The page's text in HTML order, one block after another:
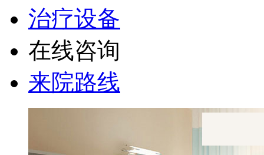
治疗设备
在线咨询
来院路线